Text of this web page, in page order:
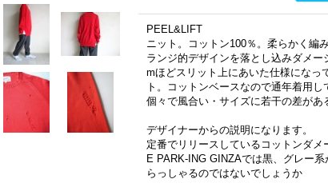
PEEL&LIFT
ニット。コットン100％。柔らかく編
ランジ的デザインを落とし込みダメ
mほどスリット上にあいた仕様になっ
ト。コットンベースなので通年着用
個々で風合い・サイズに若干の差があ
デザイナーからの説明になります。
定番でリリースしているコットンダ
E PARK-ING GINZAでは黒、グレー
らっしゃるのではないでしょうか